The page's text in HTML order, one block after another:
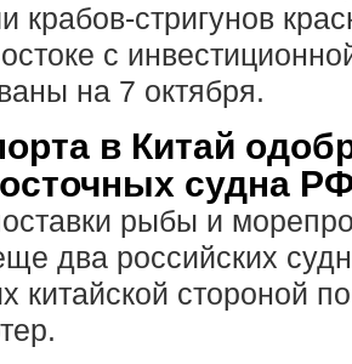
крабов-стригунов
с
на 7 октября.
в Китай
судна
рыбы и
два российских
китайской стороной